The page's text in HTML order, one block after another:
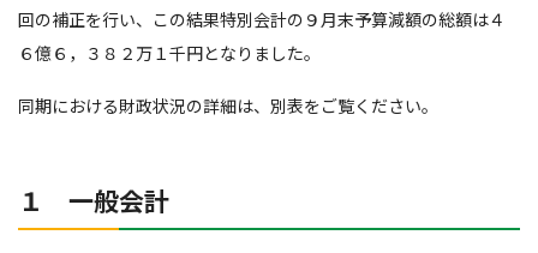
回の補正を行い、この結果特別会計の９月末予算減額の総額は４
６億６，３８２万１千円となりました。
同期における財政状況の詳細は、別表をご覧ください。
１ 一般会計